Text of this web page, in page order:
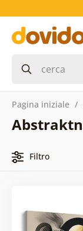
Pagina iniziale
Filtro